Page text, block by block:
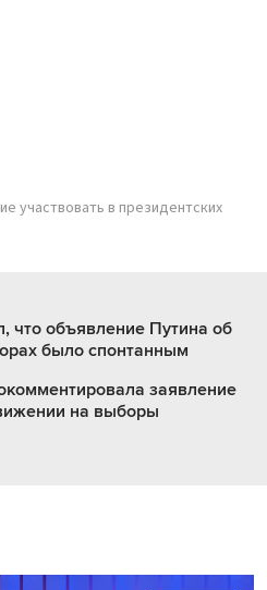
участвовать в президентских
что объявление Путина об
было спонтанным
заявление
на выборы